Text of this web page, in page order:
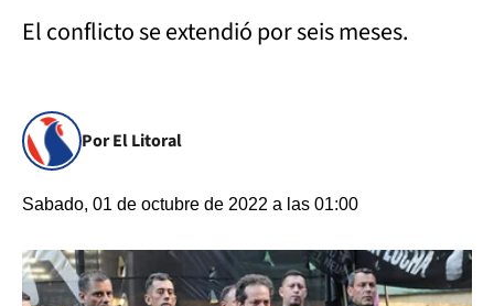
El conflicto se extendió por seis meses.
Por El Litoral
Sabado, 01 de octubre de 2022 a las 01:00